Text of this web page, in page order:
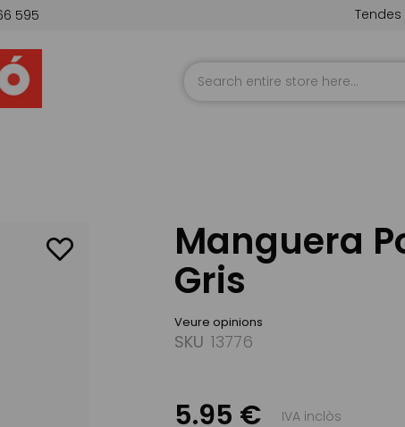
595 Tendes
Manguera
Gris
Veure opinions
SKU 13776
5.95 € IVA inclòs